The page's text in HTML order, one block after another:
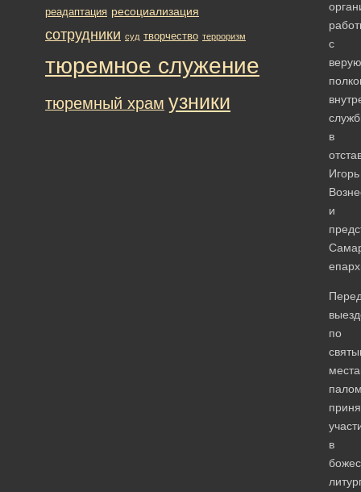
с
в
Игорь
и
по
в
реадаптация ресоциализация
сотрудники суд творчество терроризм
тюремное служение
тюремный храм узники